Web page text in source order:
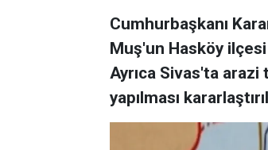
Cumhurbaşkanı
Muş'un Hasköy
Ayrıca Sivas'ta
yapılması